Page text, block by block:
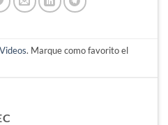
Videos. Marque como favorito el